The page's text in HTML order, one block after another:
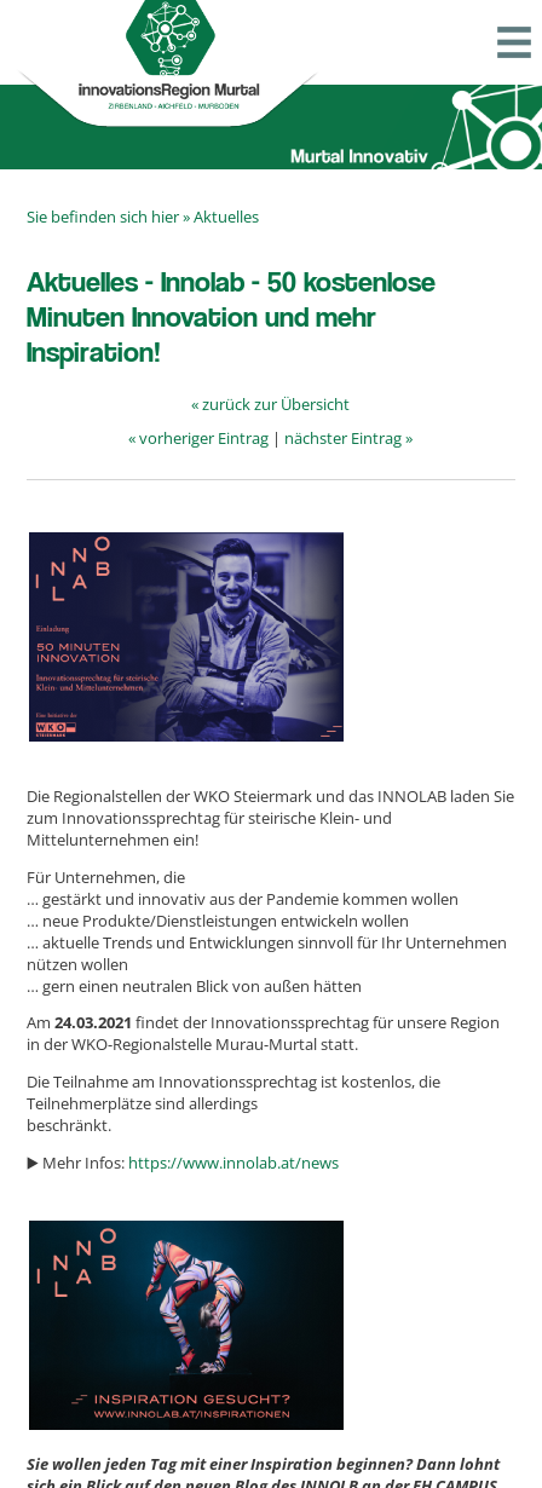
Sie befinden sich hier »Aktuelles
Aktuelles - Innolab - 50 kostenlose
Minuten Innovation und mehr
Inspiration!
« zurück zur Übersicht
« vorheriger Eintrag | nächster Eintrag »
Die Regionalstellen der WKO Steiermark und das INNOLAB laden Sie
zum Innovationssprechtag für steirische Klein- und
Mittelunternehmen ein!
Für Unternehmen, die
… gestärkt und innovativ aus der Pandemie kommen wollen
… neue Produkte/Dienstleistungen entwickeln wollen
… aktuelle Trends und Entwicklungen sinnvoll für Ihr Unternehmen
nützen wollen
… gern einen neutralen Blick von außen hätten
Am24.03.2021findet der Innovationssprechtag für unsere Region
in der WKO-Regionalstelle Murau-Murtal statt.
Die Teilnahme am Innovationssprechtag ist kostenlos, die
Teilnehmerplätze sind allerdings
beschränkt.
▶️ Mehr Infos: https://www.innolab.at/news
Sie wollen jeden Tag mit einer Inspiration beginnen? Dann lohnt